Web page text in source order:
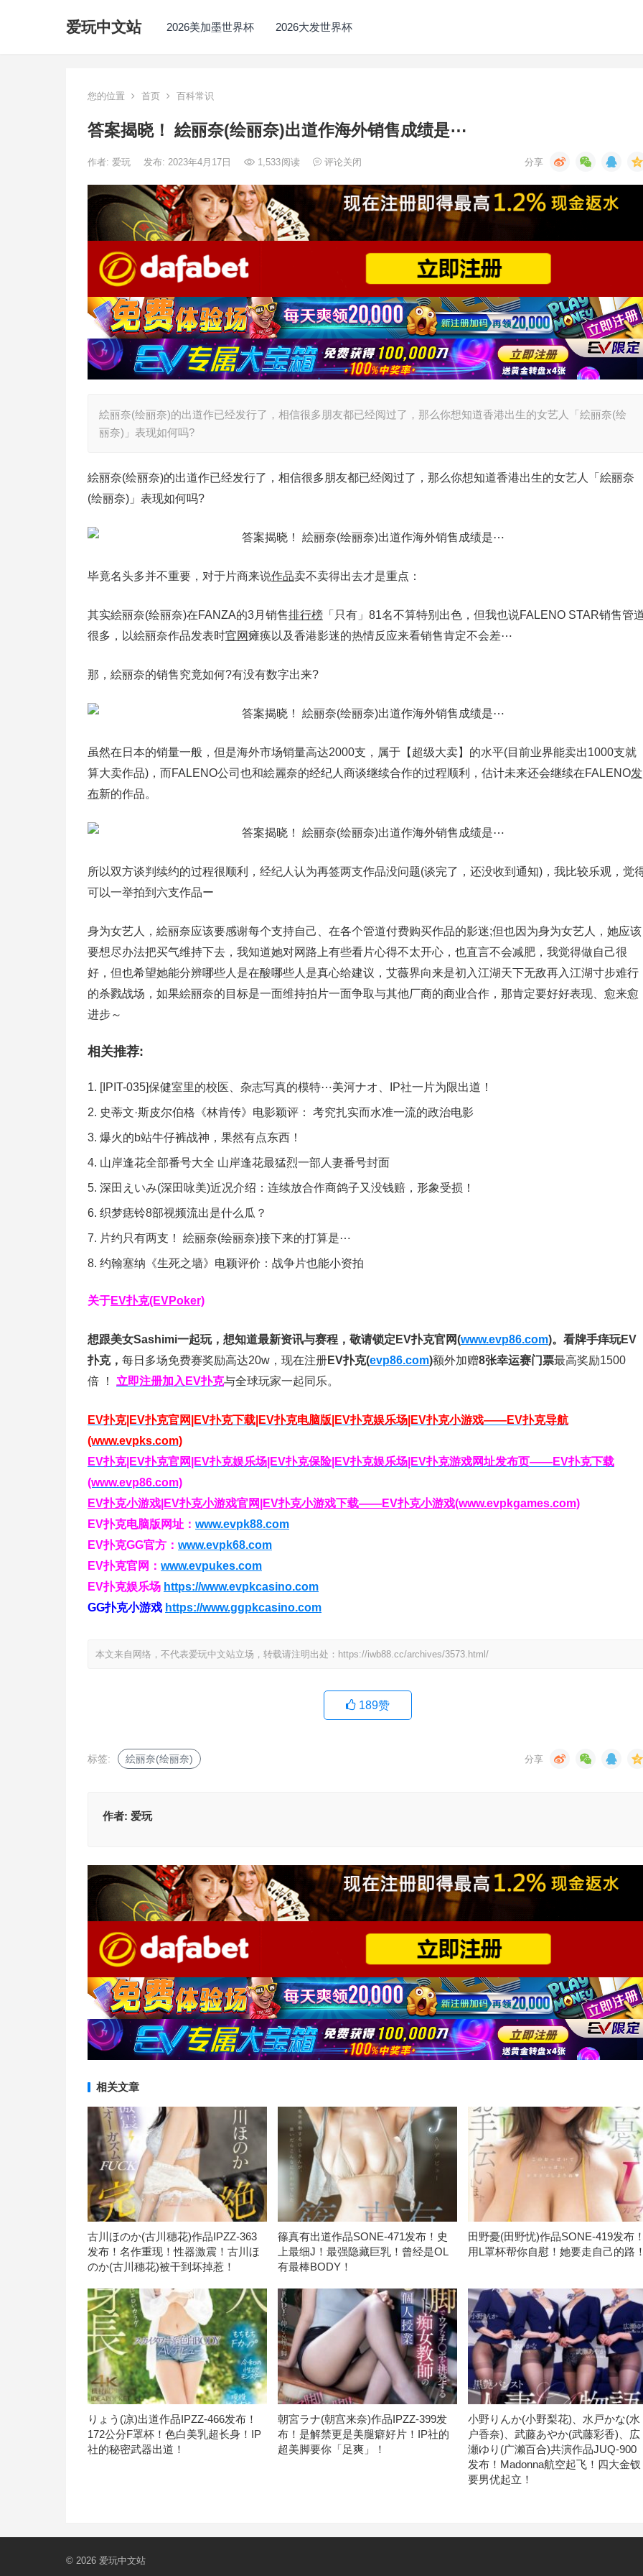
爱玩中文站 2026美加墨世界杯 2026大发世界杯
您的位置 首页 百科常识
答案揭晓！ 絵丽奈(绘丽奈)出道作海外销售成绩是⋯
作者: 爱玩 发布: 2023年4月17日 1,533阅读 评论关闭
絵丽奈(绘丽奈)的出道作已经发行了，相信很多朋友都已经阅过了，那么你想知道香港出生的女艺人「絵丽奈(绘
丽奈)」表现如何吗?
絵丽奈(绘丽奈)的出道作已经发行了，相信很多朋友都已经阅过了，那么你想知道香港出生的女艺人「絵丽奈
(绘丽奈)」表现如何吗?
毕竟名头多并不重要，对于片商来说作品卖不卖得出去才是重点：
其实絵丽奈(绘丽奈)在FANZA的3月销售排行榜 「只有」81名不算特别出色，但我也说FALENO STAR销售管
很多，以絵丽奈作品发表时官网瘫痪以及香港影迷的热情反应来看销售肯定不会差⋯
那，絵丽奈的销售究竟如何?有没有数字出来?
虽然在日本的销量一般，但是海外市场销量高达2000支，属于【超级大卖】的水平(目前业界能卖出1000支就
算大卖作品)，而FALENO公司也和絵麗奈的经纪人商谈继续合作的过程顺利，估计未来还会继续在FALENO发
布新的作品。
所以双方谈判续约的过程很顺利，经纪人认为再签两支作品没问题(谈完了，还没收到通知)，我比较乐观，觉
可以一举拍到六支作品ー
身为女艺人，絵丽奈应该要感谢每个支持自己、在各个管道付费购买作品的影迷;但也因为身为女艺人，她应该
要想尽办法把买气维持下去，我知道她对网路上有些看片心得不太开心，也直言不会减肥，我觉得做自己很
好，但也希望她能分辨哪些人是在酸哪些人是真心给建议，艾薇界向来是初入江湖天下无敌再入江湖寸步难行
的杀戮战场，如果絵丽奈的目标是一面维持拍片一面争取与其他厂商的商业合作，那肯定要好好表现、愈来愈
进步～
相关推荐:
[IPIT-035]保健室里的校医、杂志写真的模特⋯美河ナオ、IP社一片为限出道！
史蒂文·斯皮尔伯格《林肯传》电影颖评： 考究扎实而水准一流的政治电影
爆火的b站牛仔裤战神，果然有点东西！
山岸逢花全部番号大全 山岸逢花最猛烈一部人妻番号封面
深田えいみ(深田咏美)近况介绍：连续放合作商鸽子又没钱赔，形象受损！
织梦痣铃8部视频流出是什么瓜？
片约只有两支！ 絵丽奈(绘丽奈)接下来的打算是⋯
约翰塞纳《生死之墙》电颖评价：战争片也能小资拍
关于EV扑克(EVPoker)
想跟美女Sashimi一起玩， 想知道最新资讯与赛程， 敬请锁定EV扑克官网(www.evp86.com)。 看牌手痒玩EV
扑克， 每日多场免费赛奖励高达20w，现在注册EV扑克(evp86.com)额外加赠8张幸运赛门票最高奖励1500
倍
！ 立即注册加入EV扑克与全球玩家一起同乐。
EV扑克|EV扑克官网|EV扑克下载|EV扑克电脑版|EV扑克娱乐场|EV扑克小游戏——EV扑克导航
(www.evpks.com)
EV扑克|EV扑克官网|EV扑克娱乐场|EV扑克保险|EV扑克娱乐场|EV扑克游戏网址发布页——EV扑克下载
(www.evp86.com)
EV扑克小游戏|EV扑克小游戏官网|EV扑克小游戏下载——EV扑克小游戏(www.evpkgames.com)
EV扑克电脑版网址： www.evpk88.com
EV扑克GG官方： www.evpk68.com
EV扑克官网： www.evpukes.com
EV扑克娱乐场 https://www.evpkcasino.com
GG扑克小游戏 https://www.ggpkcasino.com
本文来自网络，不代表爱玩中文站立场，转载请注明出处：https://iwb88.cc/archives/3573.html/
189赞
标签: 絵丽奈(绘丽奈)
作者: 爱玩
相关文章
古川ほのか(古川穗花)作品IPZZ-363
发布！名作重现！性器激震！古川ほ
のか(古川穗花)被干到坏掉惹！
篠真有出道作品SONE-471发布！史
上最细J！最强隐藏巨乳！曾经是OL
有最棒BODY！
田野憂(田野忧)作品SONE-419发布
用L罩杯帮你自慰！她要走自己的路
りょう(凉)出道作品IPZZ-466发布！
172公分F罩杯！色白美乳超长身！IP
社的秘密武器出道！
朝宮ラナ(朝宫来奈)作品IPZZ-399发
布！是解禁更是美腿癖好片！IP社的
超美脚要你「足爽」！
小野りんか(小野梨花)、水戸かな(水
户香奈)、武藤あやか(武藤彩香)、広
瀬ゆり(广濑百合)共演作品JUQ-900
发布！Madonna航空起飞！四大金钗
要男优起立！
© 2026 爱玩中文站